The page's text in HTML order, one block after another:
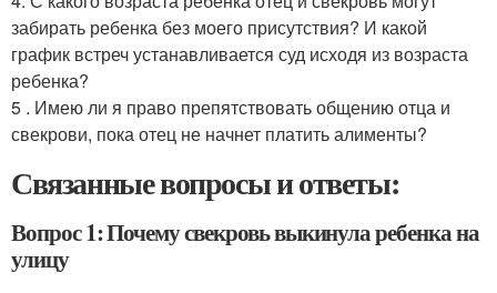
забирать ребенка без моего присутствия? И какой
график встреч устанавливается суд исходя из возраста
ребенка?
5 . Имею ли я право препятствовать общению отца и
свекрови, пока отец не начнет платить алименты?
Связанные вопросы и ответы:
Вопрос 1: Почему свекровь выкинула ребенка на
улицу